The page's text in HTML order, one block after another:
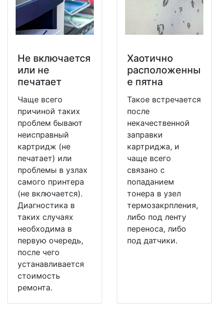
Не включается
или не
печатает
Чаще всего
причиной таких
проблем бывают
неисправный
картридж (не
печатает) или
проблемы в узлах
самого принтера
(не включается).
Диагностика в
таких случаях
необходима в
первую очередь,
после чего
устанавливается
стоимость
ремонта.
Хаотично
расположенны
е пятна
Такое встречается
после
некачественной
заправки
картриджа, и
чаще всего
связано с
попаданием
тонера в узел
термозакрпления,
либо под ленту
переноса, либо
под датчики.